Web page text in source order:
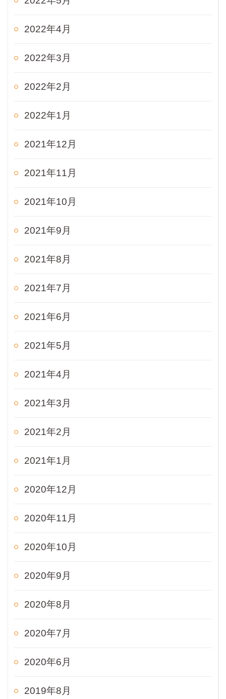
2022年4月
2022年3月
2022年2月
2022年1月
2021年12月
2021年11月
2021年10月
2021年9月
2021年8月
2021年7月
2021年6月
2021年5月
2021年4月
2021年3月
2021年2月
2021年1月
2020年12月
2020年11月
2020年10月
2020年9月
2020年8月
2020年7月
2020年6月
2019年8月